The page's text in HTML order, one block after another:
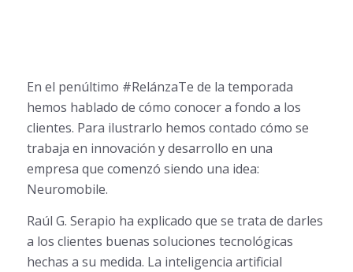
En el penúltimo #RelánzaTe de la temporada
hemos hablado de cómo conocer a fondo a los
clientes. Para ilustrarlo hemos contado cómo se
trabaja en innovación y desarrollo en una
empresa que comenzó siendo una idea:
Neuromobile.
Raúl G. Serapio ha explicado que se trata de darles
a los clientes buenas soluciones tecnológicas
hechas a su medida. La inteligencia artificial